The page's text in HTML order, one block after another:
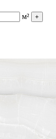
м²
+